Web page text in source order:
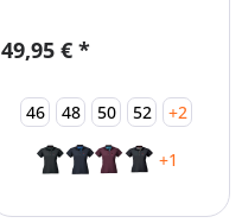
49,95 € *
46 48 50 52 +2
+1